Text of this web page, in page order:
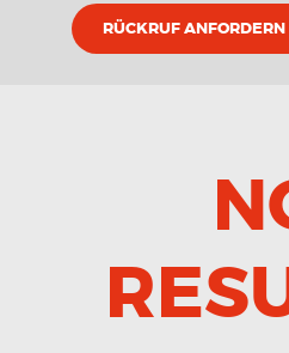
RÜCKRUF ANFORDERN